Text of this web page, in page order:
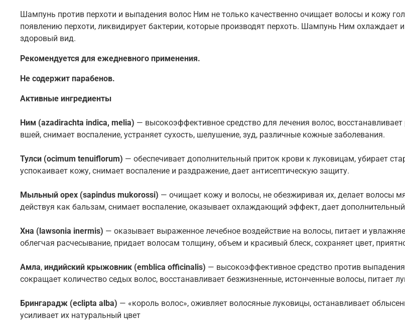
Шампунь против перхоти и выпадения волос Ним не только качественно очищает волосы и кожу
появлению перхоти, ликвидирует бактерии, которые производят перхоть. Шампунь Ним охлаждает
здоровый вид.
Рекомендуется для ежедневного применения.
Не содержит парабенов.
Активные ингредиенты
Ним (azadirachta indica, melia) — высокоэффективное средство для лечения волос,
вшей, снимает воспаление, устраняет сухость, шелушение, зуд, различные кожные заболевания.
Тулси (ocimum tenuiflorum) — обеспечивает дополнительный приток крови к луковицам, убирает
успокаивает кожу, снимает воспаление и раздражение, дает антисептическую защиту.
Мыльный орех (sapindus mukorossi) — очищает кожу и волосы, не обезжиривая их, делает волосы
действуя как бальзам, снимает воспаление, оказывает охлаждающий эффект, дает
Хна (lawsonia inermis) — оказывает выраженное лечебное воздействие на волосы, питает и
облегчая расчесывание, придает волосам толщину, объем и красивый блеск, сохраняет цвет,
Амла, индийский крыжовник (emblica officinalis) — высокоэффективное средство против
сокращает количество седых волос, восстанавливает безжизненные, истонченные волосы, питает
Брингарадж (eclipta alba) — «король волос», оживляет волосяные луковицы, останавливает
усиливает их натуральный цвет